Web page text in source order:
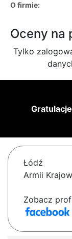
O firmie:
Oceny na
Tylko
Łódź
Armii
Zobacz